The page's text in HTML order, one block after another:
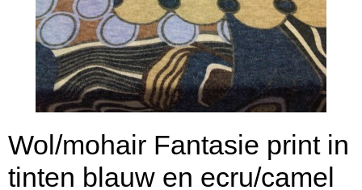
Wol/mohair Fantasie print in
tinten blauw en ecru/camel